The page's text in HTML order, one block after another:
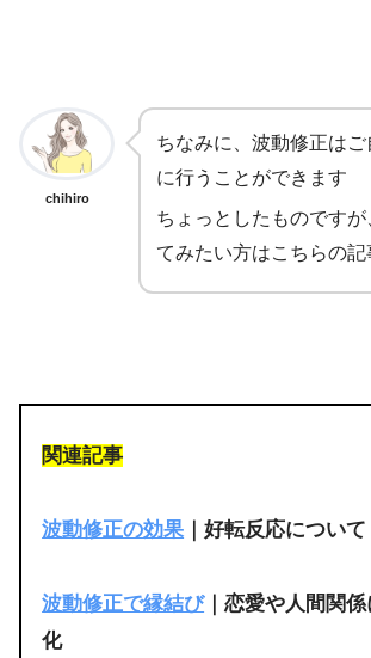
chihiro
ちなみに、波動修正は
に行うことができます
ちょっとしたものです
てみたい方はこちらの
関連記事
波動修正の効果 ｜好転反応について
波動修正で縁結び｜恋愛や人間関
化